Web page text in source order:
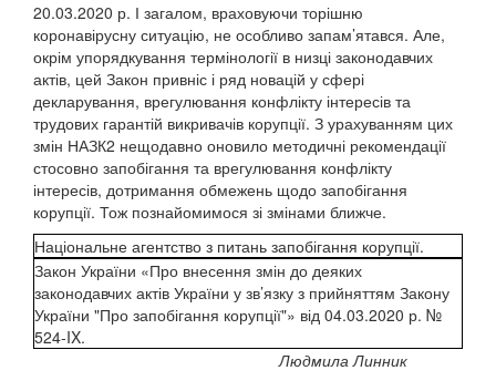
20.03.2020 р. І загалом, враховуючи торішню
коронавірусну ситуацію, не особливо запам’ятався. Але,
окрім упорядкування термінології в низці законодавчих
актів, цей Закон привніс і ряд новацій у сфері
декларування, врегулювання конфлікту інтересів та
трудових гарантій викривачів корупції. З урахуванням цих
змін НАЗК2 нещодавно оновило методичні рекомендації
стосовно запобігання та врегулювання конфлікту
інтересів, дотримання обмежень щодо запобігання
корупції. Тож познайомимося зі змінами ближче.
Національне агентство з питань запобігання корупції.
Закон України «Про внесення змін до деяких
законодавчих актів України у зв’язку з прийняттям Закону
України "Про запобігання корупції"» від 04.03.2020 р. №
524-IX.
Людмила Линник